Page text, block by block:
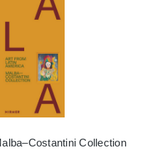
Collection